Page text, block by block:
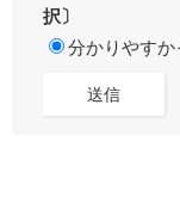
択〕
分かりやすか